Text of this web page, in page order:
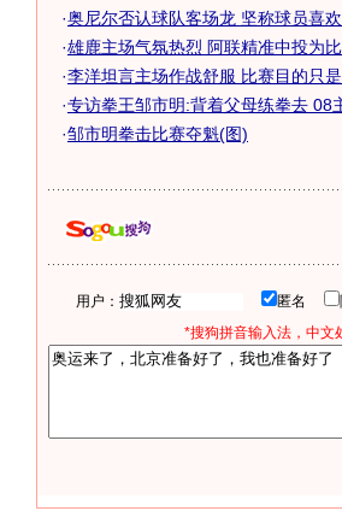
·奥尼尔否认球队客场龙 坚称球员喜欢
·雄鹿主场气氛热烈 阿联精准中投为
·李洋坦言主场作战舒服 比赛目的只是
·专访拳王邹市明:背着父母练拳去 08
·邹市明拳击比赛夺魁(图)
用户： 匿名
*搜狗拼音输入法，中文